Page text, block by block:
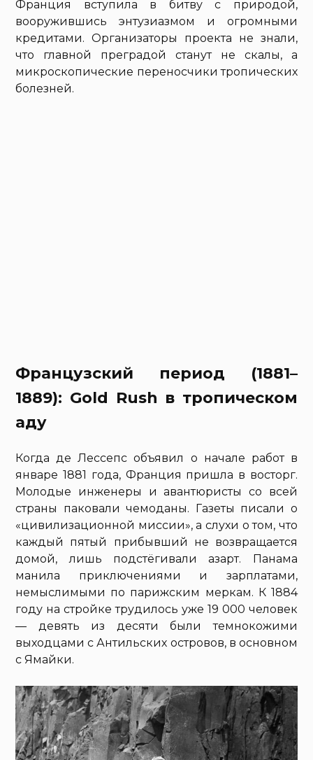
Франция вступила в битву с природой,
вооружившись энтузиазмом и огромными
кредитами. Организаторы проекта не знали,
что главной преградой станут не скалы, а
микроскопические переносчики тропических
болезней.
Французский период (1881–
1889): Gold Rush в тропическом
аду
Когда де Лессепс объявил о начале работ в
январе 1881 года, Франция пришла в восторг.
Молодые инженеры и авантюристы со всей
страны паковали чемоданы. Газеты писали о
«цивилизационной миссии», а слухи о том, что
каждый пятый прибывший не возвращается
домой, лишь подстёгивали азарт. Панама
манила приключениями и зарплатами,
немыслимыми по парижским меркам. К 1884
году на стройке трудилось уже 19 000 человек
— девять из десяти были темнокожими
выходцами с Антильских островов, в основном
с Ямайки.